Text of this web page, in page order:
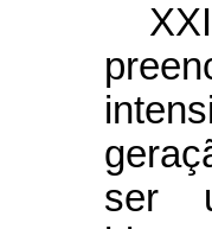
ser